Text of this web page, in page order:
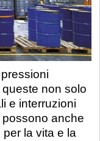
non solo
e interruzioni
anche
la vita e la